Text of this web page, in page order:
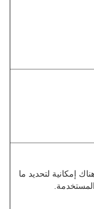
إمكانية لتحديد ما